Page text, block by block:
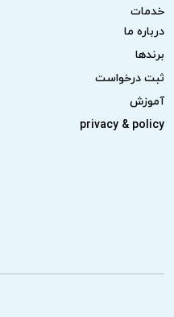
خدمات
است. در
ما
قطعات
خدمات
درباره ما
برندها
ثبت درخواست
آموزش
privacy & policy